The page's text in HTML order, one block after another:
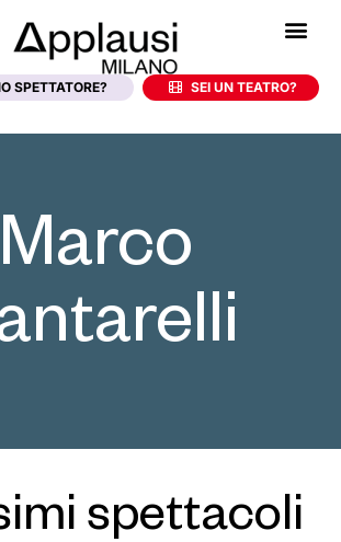
SPETTATORE? SEI UN TEATRO?
Marco
spettacoli